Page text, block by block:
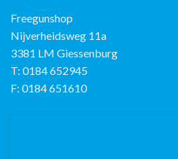
Freegunshop
Nijverheidsweg 11a
3381 LM Giessenburg
T: 0184 652945
F: 0184 651610